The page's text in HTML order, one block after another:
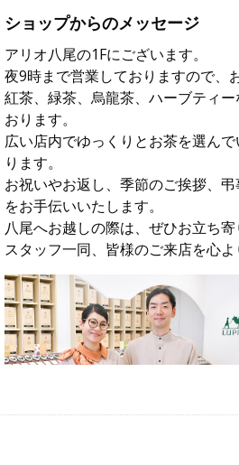
ショップからのメッセージ
アリオ八尾の1Fにございます。
夜9時まで営業しておりますので、
紅茶、緑茶、烏龍茶、ハーブティ
おります。
広い店内でゆっくりとお茶を選ん
ります。
お祝いやお返し、季節のご挨拶、
をお手伝いいたします。
八尾へお越しの際は、ぜひお立ち寄
スタッフ一同、皆様のご来店を心よ